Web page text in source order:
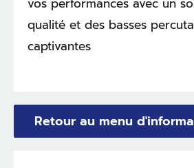
Retour au menu